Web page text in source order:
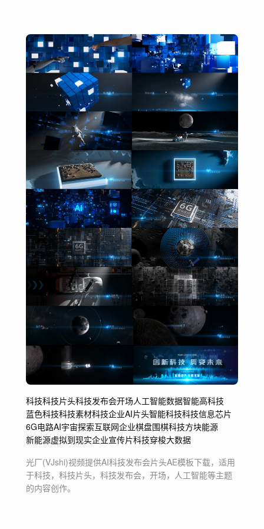
科技科技片头科技发布会开场人工智能数据智能高科技
蓝色科技科技素材科技企业AI片头智能科技科技信息芯片
6G电路AI宇宙探索互联网企业棋盘围棋科技方块能源
新能源虚拟到现实企业宣传片科技穿梭大数据
光厂(VJshi)视频提供AI科技发布会片头AE模板下载，适用
于科技，科技片头，科技发布会，开场，人工智能等主题
的内容创作。